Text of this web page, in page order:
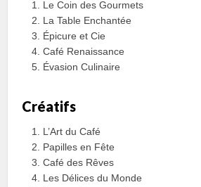
Le Coin des Gourmets
La Table Enchantée
Épicure et Cie
Café Renaissance
Évasion Culinaire
Créatifs
L’Art du Café
Papilles en Fête
Café des Rêves
Les Délices du Monde